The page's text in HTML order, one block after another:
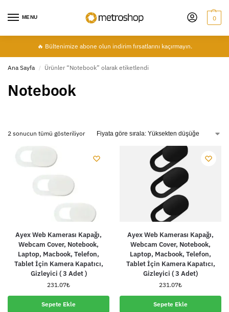
MENU 0
🔥 Bültenimize abone olun indirim fırsatlarını kaçırmayın.
Ana Sayfa / Ürünler “Notebook” olarak etiketlendi
Notebook
2 sonucun tümü gösteriliyor
Ayex Web Kamerası Kapağı,
Webcam Cover, Notebook,
Laptop, Macbook, Telefon,
Tablet İçin Kamera Kapatıcı,
Gizleyici ( 3 Adet )
231.07₺
Sepete Ekle
Ayex Web Kamerası Kapağı,
Webcam Cover, Notebook,
Laptop, Macbook, Telefon,
Tablet İçin Kamera Kapatıcı,
Gizleyici ( 3 Adet)
231.07₺
Sepete Ekle